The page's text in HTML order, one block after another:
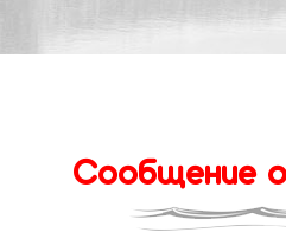
Сообщение